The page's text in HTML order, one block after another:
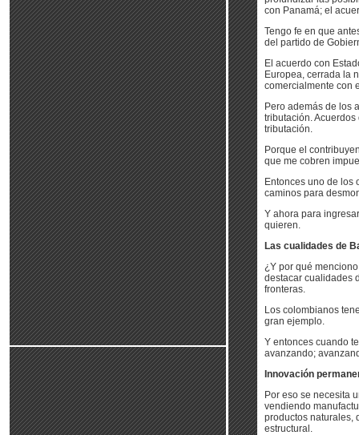
con Panamá; el
Tengo fe en que
del partido de
El acuerdo con
Europea, cerrada la
comercialmente con
Pero además de los
tributación.
tributación.
Porque el
que me cobren
Entonces uno de los
caminos para
Y ahora para
quieren.
Las cualidades de
¿Y por qué
destacar cualidades
fronteras.
Los colombianos
gran ejemplo.
Y entonces cuando
avanzando;
Innovación
Por eso se necesita
vendiendo
productos naturales,
estructural.